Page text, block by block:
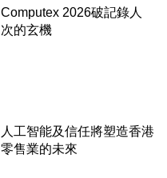
Computex 2026破記錄人
次的玄機
人工智能及信任將塑造香港
零售業的未來